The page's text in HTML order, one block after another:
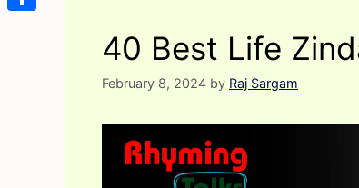
40 Best Life
February 8, 2024 by Raj Sargam